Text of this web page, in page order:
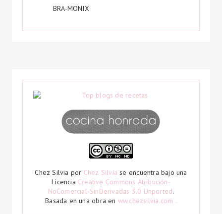
BRA-MONIX
Chez Silvia por Chez Silvia se encuentra bajo una
Licencia Creative Commons Atribución-
NoComercial-SinDerivadas 3.0 Unported.
Basada en una obra en ww.chezsilvia.com .